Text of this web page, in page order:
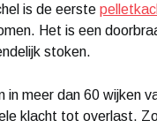
is de eerste
Het is een
stoken.
in meer dan 60 wijken
klacht tot overlast.